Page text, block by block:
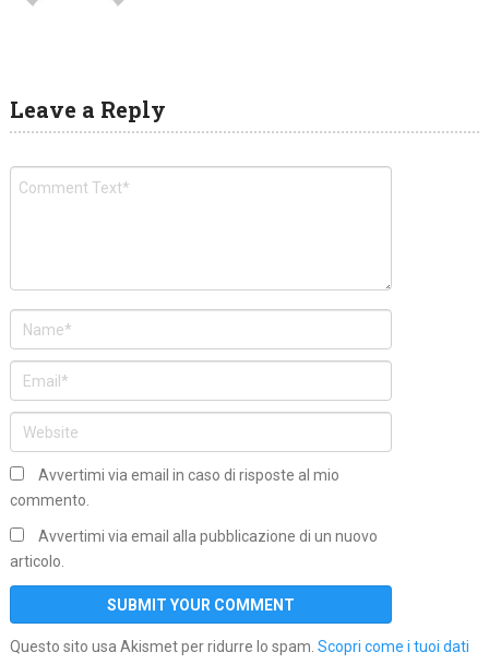
Leave a Reply
Avvertimi via email in caso di risposte al mio
commento.
Avvertimi via email alla pubblicazione di un nuovo
articolo.
Questo sito usa Akismet per ridurre lo spam. Scopri come i tuoi dati